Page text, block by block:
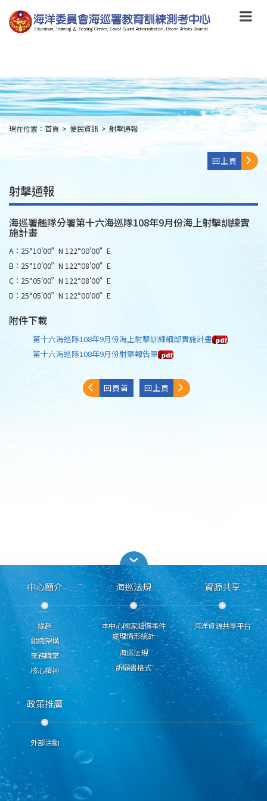
到
主
要
to
main
content
:::
現在位置： 首頁 > 便民資訊 > 射擊通報
回上頁
射擊通報
海巡署艦隊分署第十六海巡隊108年9月份海上射擊訓練實
施計畫
A：25°10'00”N 122°00'00”E
B：25°10'00”N 122°08'00”E
C：25°05'00”N 122°08'00”E
D：25°05'00”N 122°00'00”E
附件下載
第十六海巡隊108年9月份海上射擊訓練細部實施計畫
第十六海巡隊108年9月份射擊報告單
回頁首 回上頁
中心簡介
緣起
組織架構
業務職掌
核心精神
海巡法規
本中心國家賠償事件
處理情形統計
海巡法規
訴願書格式
資源共享
海洋資源共享平台
政策推廣
外部活動